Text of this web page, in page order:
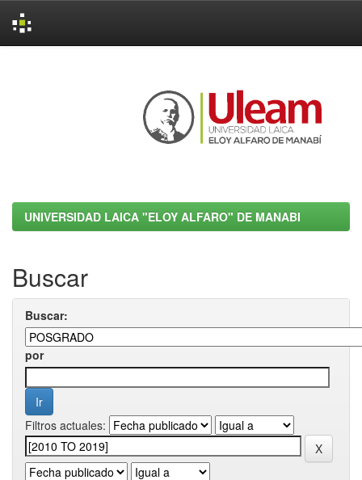
UNIVERSIDAD LAICA "ELOY ALFARO" DE MANABI
Buscar
Buscar:
por
Filtros actuales: